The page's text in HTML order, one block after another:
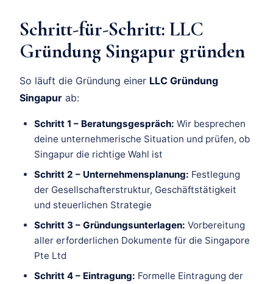
Schritt-für-Schritt: LLC
Gründung Singapur gründen
So läuft die Gründung einer LLC Gründung
Singapur ab:
Schritt 1 – Beratungsgespräch: Wir besprechen
deine unternehmerische Situation und prüfen, ob
Singapur die richtige Wahl ist
Schritt 2 – Unternehmensplanung: Festlegung
der Gesellschafterstruktur, Geschäftstätigkeit
und steuerlichen Strategie
Schritt 3 – Gründungsunterlagen: Vorbereitung
aller erforderlichen Dokumente für die Singapore
Pte Ltd
Schritt 4 – Eintragung: Formelle Eintragung der